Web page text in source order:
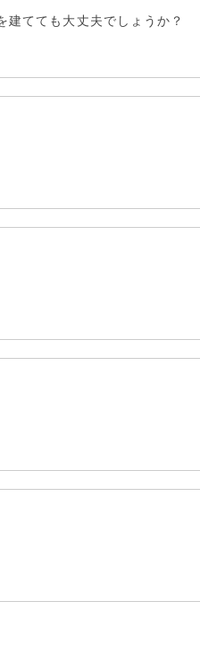
建てても大丈夫 でしょうか？